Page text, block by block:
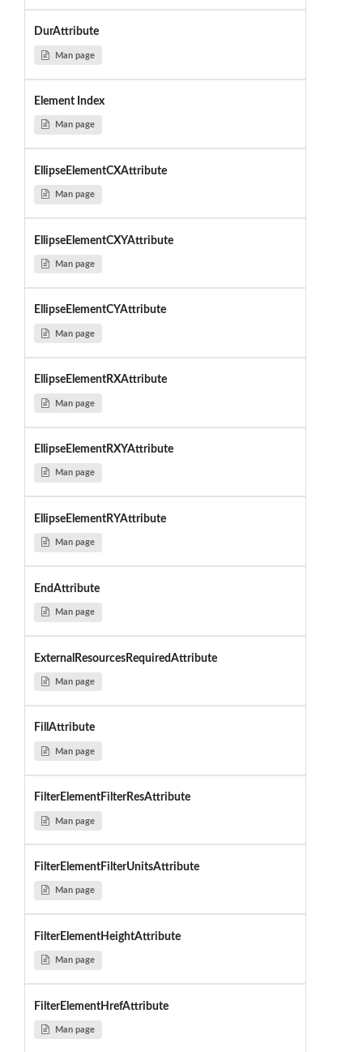
DurAttribute
Man page
Element Index
Man page
EllipseElementCXAttribute
Man page
EllipseElementCXYAttribute
Man page
EllipseElementCYAttribute
Man page
EllipseElementRXAttribute
Man page
EllipseElementRXYAttribute
Man page
EllipseElementRYAttribute
Man page
EndAttribute
Man page
ExternalResourcesRequiredAttribute
Man page
FillAttribute
Man page
FilterElementFilterResAttribute
Man page
FilterElementFilterUnitsAttribute
Man page
FilterElementHeightAttribute
Man page
FilterElementHrefAttribute
Man page